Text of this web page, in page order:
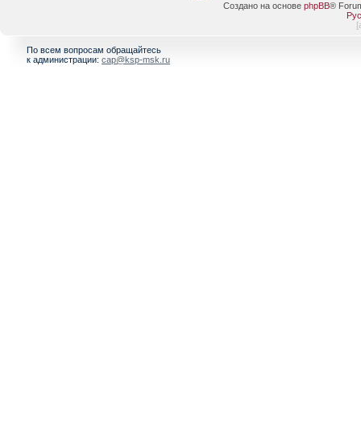
Создано на основе phpBB®
[
По всем вопросам обращайтесь
к администрации: cap@ksp-msk.ru